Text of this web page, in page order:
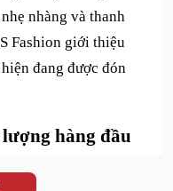
nhàng và thanh
Fashion giới thiệu
đang được đón
hàng đầu